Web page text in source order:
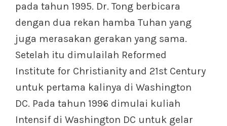
pada tahun 1995. Dr. Tong berbicara
dengan dua rekan hamba Tuhan yang
juga merasakan gerakan yang sama.
Setelah itu dimulailah Reformed
Institute for Christianity and 21st Century
untuk pertama kalinya di Washington
DC. Pada tahun 1996 dimulai kuliah
Intensif di Washington DC untuk gelar